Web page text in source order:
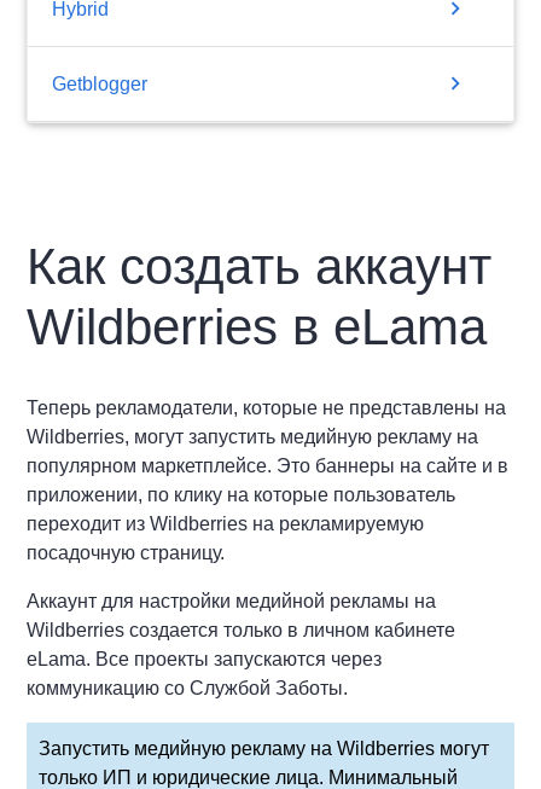
Hybrid chevron_right
Getblogger chevron_right
Как создать аккаунт
Wildberries в eLama
Теперь рекламодатели, которые не представлены на
Wildberries, могут запустить медийную рекламу на
популярном маркетплейсе. Это баннеры на сайте и в
приложении, по клику на которые пользователь
переходит из Wildberries на рекламируемую
посадочную страницу.
Аккаунт для настройки медийной рекламы на
Wildberries создается только в личном кабинете
eLama. Все проекты запускаются через
коммуникацию со Службой Заботы.
Запустить медийную рекламу на Wildberries могут
только ИП и юридические лица. Минимальный